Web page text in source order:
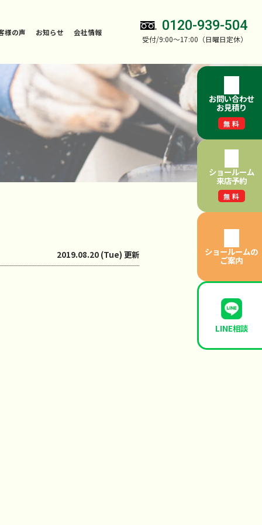
様の声 お知らせ 会社情報 0120-939-504
受付/9:00～17:00（日曜日定休）
2019.08.20 (Tue) 更新
お問い合わせ
お見積り
無料
ショールーム
来店予約
無料
ショールームの
ご案内
LINE相談